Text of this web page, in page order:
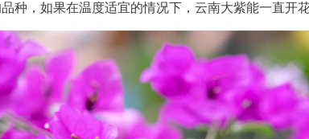
种，如果在温度适宜的情况下，云南大紫能一直开